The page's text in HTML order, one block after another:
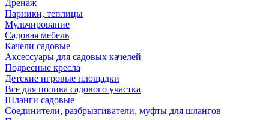
Дренаж
Парники, теплицы
Мульчирование
Садовая мебель
Качели садовые
Аксессуары для садовых качелей
Подвесные кресла
Детские игровые площадки
Все для полива садового участка
Шланги садовые
Соединители, разбрызгиватели, муфты для шлангов